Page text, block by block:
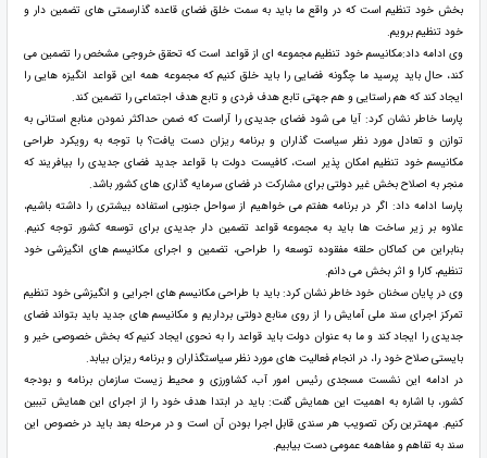
بخش خود تنظیم است که در واقع ما باید به سمت خلق فضای قاعده گذارسمتی های تضمین دار و
خود تنظیم برویم.
وی ادامه داد:مکانیسم خود تنظیم مجموعه ای از قواعد است که تحقق خروجی مشخص را تضمین می
کند، حال باید پرسید ما چگونه فضایی را باید خلق کنیم که مجموعه همه این قواعد انگیزه هایی را
ایجاد کند که هم راستایی و هم جهتی تابع هدف فردی و تابع هدف اجتماعی را تضمین کند.
پارسا خاطر نشان کرد: آیا می شود فضای جدیدی را آراست که ضمن حداکثر نمودن منابع استانی به
توازن و تعادل مورد نظر سیاست گذاران و برنامه ریزان دست یافت؟ با توجه به رویکرد طراحی
مکانیسم خود تنظیم امکان پذیر است، کافیست دولت با قواعد جدید فضای جدیدی را بیافریند که
منجر به اصلاح بخش غیر دولتی برای مشارکت در فضای سرمایه گذاری های کشور باشد.
پارسا ادامه داد: اگر در برنامه هفتم می خواهیم از سواحل جنوبی استفاده بیشتری را داشته باشیم،
علاوه بر زیر ساخت ها باید به مجموعه قواعد تضمین دار جدیدی برای توسعه کشور توجه کنیم.
بنابراین من کماکان حلقه مفقوده توسعه را طراحی، تضمین و اجرای مکانیسم های انگیزشی خود
تنظیم، کارا و اثر بخش می دانم.
وی در پایان سخنان خود خاطر نشان کرد: باید با طراحی مکانیسم های اجرایی و انگیزشی خود تنظیم
تمرکز اجرای سند ملی آمایش را از روی منابع دولتی برداریم و مکانیسم های جدید باید بتواند فضای
جدیدی را ایجاد کند و ما به عنوان دولت باید قواعد را به نحوی ایجاد کنیم که بخش خصوصی خیر و
بایستی صلاح خود را، در انجام فعالیت های مورد نظر سیاستگذاران و برنامه ریزان بیابد.
در ادامه این نشست مسجدی رئیس امور آب، کشاورزی و محیط زیست سازمان برنامه و بودجه
کشور، با اشاره به اهمیت این همایش گفت: باید در ابتدا هدف خود را از اجرای این همایش تببین
کنیم. مهمترین رکن تصویب هر سندی قابل اجرا بودن آن است و در مرحله بعد باید در خصوص این
سند به تفاهم و مفاهمه عمومی دست بیابیم.